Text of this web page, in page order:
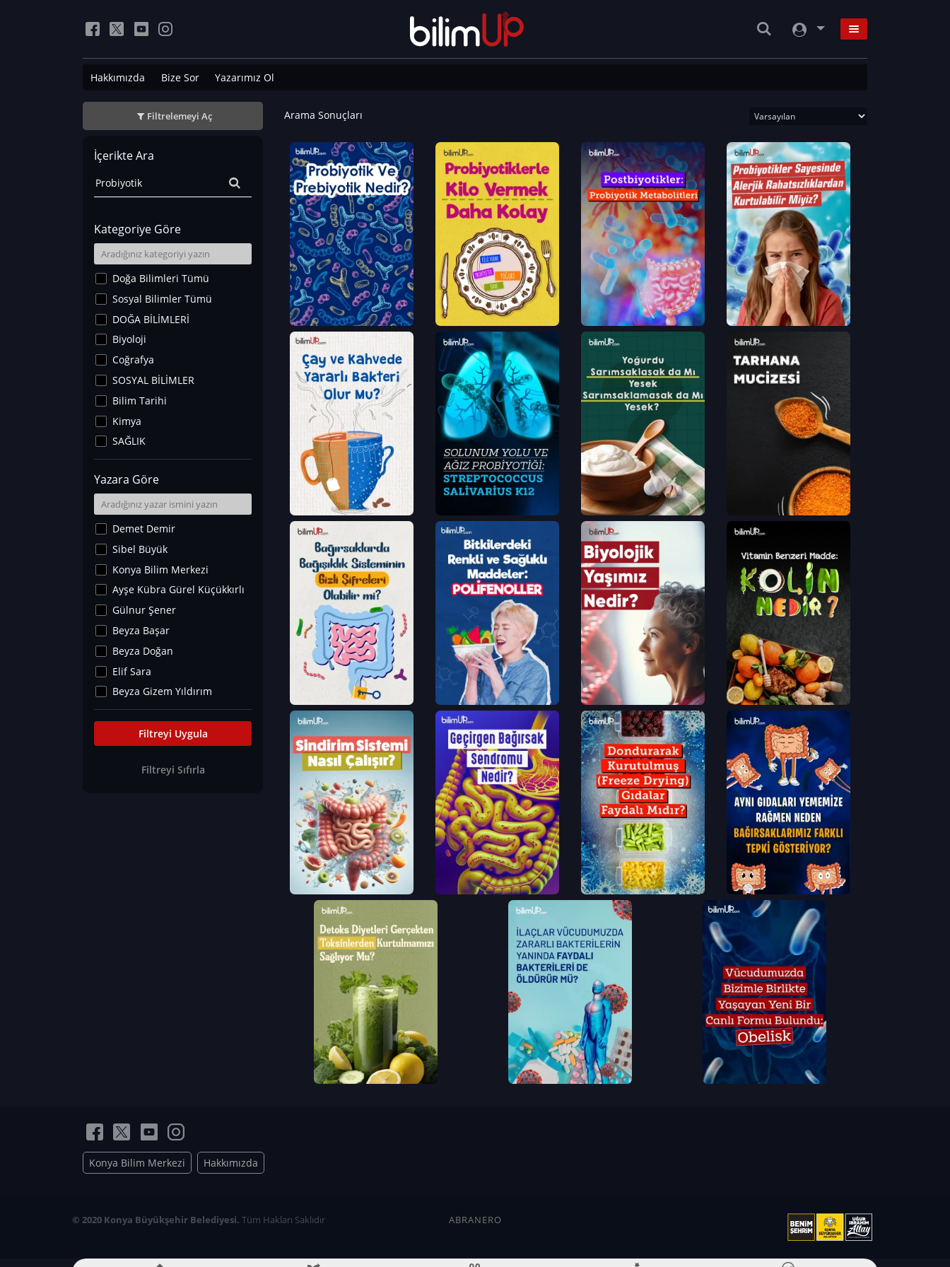
Hakkımızda Bize Sor Yazarımız Ol
Filtrelemeyi Aç
İçerikte Ara
Kategoriye Göre
Doğa Bilimleri Tümü
Sosyal Bilimler Tümü
DOĞA BİLİMLERİ
Biyoloji
Coğrafya
SOSYAL BİLİMLER
Bilim Tarihi
Kimya
SAĞLIK
Sanat Tarihi
Fizik
Yer Bilimleri
Astronomi ve Uzay
Noroloji
Matematik
Teknoloji
İklim Değişikliği
Arkeoloji
Kültür&Sanat
Yaşam Tavsiyeleri
Merakoloji
Eğitim Bilimleri
Yazara Göre
Demet Demir
Sibel Büyük
Konya Bilim Merkezi
Ayşe Kübra Gürel Küçükkırlı
Gülnur Şener
Beyza Başar
Beyza Doğan
Elif Sara
Beyza Gizem Yıldırım
İlknur İyigökler
Büşra Elif Kıvrak
Can TORUN
Esra Nur ELMAS
Filtreyi Uygula
Filtreyi Sıfırla
Arama Sonuçları
Konya Bilim Merkezi Hakkımızda
© 2020 Konya Büyükşehir Belediyesi. Tüm Hakları Saklıdır ABRANERO